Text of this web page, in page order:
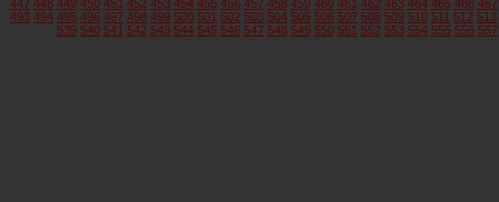
447 448 449 450 451 452 453 454 455 456 457 458 459 460 461 462 463 464 465 466 467
493 494 495 496 497 498 499 500 501 502 503 504 505 506 507 508 509 510 511 512 513
539 540 541 542 543 544 545 546 547 548 549 550 551 552 553 554 555 556 557